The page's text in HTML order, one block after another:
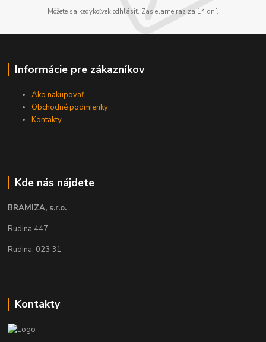
Môžete sa kedykoľvek odhlásiť. Zasielame raz za 14 dní.
Informácie pre zákazníkov
Ako nakupovať
Obchodné podmienky
Kontakty
Kde nás nájdete
BRAMIZA, s.r.o.
Rudina 447
Rudina, 023 31
Kontakty